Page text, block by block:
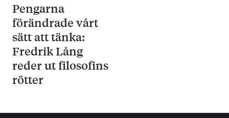
Pengarna
förändrade vårt
sätt att tänka:
Fredrik Lång
reder ut filosofins
rötter